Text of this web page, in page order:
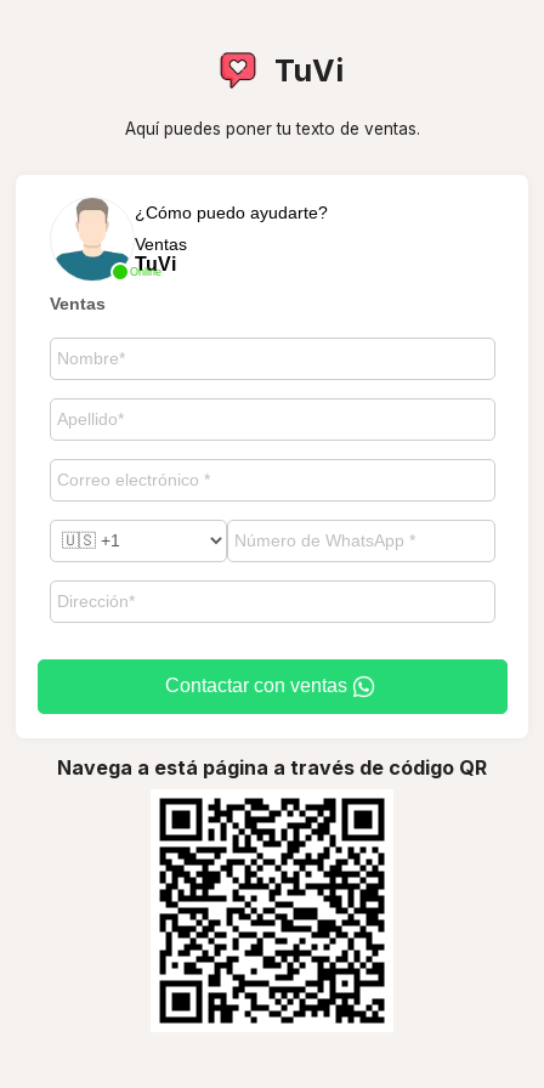
TuVi
Aquí puedes poner tu texto de ventas.
Online
¿Cómo puedo ayudarte?
Ventas
TuVi
Ventas
Contactar con ventas
Navega a está página a través de código QR